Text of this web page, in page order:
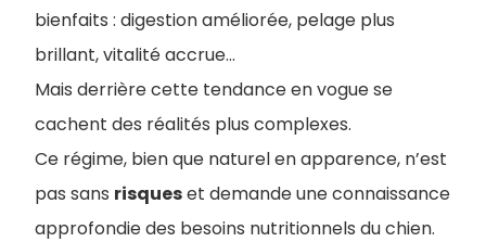
bienfaits : digestion améliorée, pelage plus
brillant, vitalité accrue…
Mais derrière cette tendance en vogue se
cachent des réalités plus complexes.
Ce régime, bien que naturel en apparence, n’est
pas sans risqueset demande une connaissance
approfondie des besoins nutritionnels du chien.